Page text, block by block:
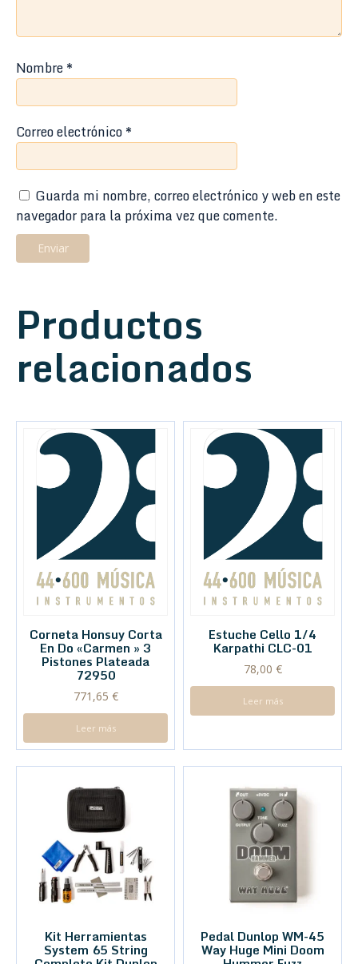
Nombre*
Correo electrónico*
Guarda mi nombre, correo electrónico y web en este
navegador para la próxima vez que comente.
Productos
relacionados
Corneta Honsuy Corta
En Do «Carmen » 3
Pistones Plateada
72950
771,65 €
Leer más
Estuche Cello 1/4
Karpathi CLC-01
78,00 €
Leer más
Kit Herramientas
System 65 String
Pedal Dunlop WM-45
Way Huge Mini Doom